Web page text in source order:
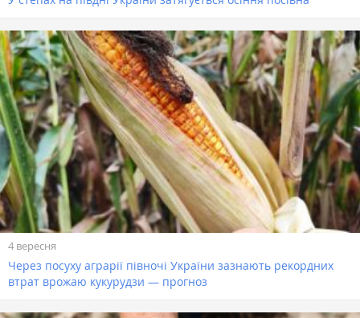
4 вересня
Через посуху аграрії півночі України зазнають рекордних
втрат врожаю кукурудзи — прогноз